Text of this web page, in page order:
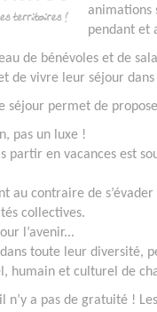
animations
pendant et
de bénévoles et de
de vivre leur séjour
séjour permet de
pas un luxe !
partir en vacances est
au contraire de
collectives.
l’avenir...
toute leur diversité,
humain et culturel de
n’y a pas de gratuité !